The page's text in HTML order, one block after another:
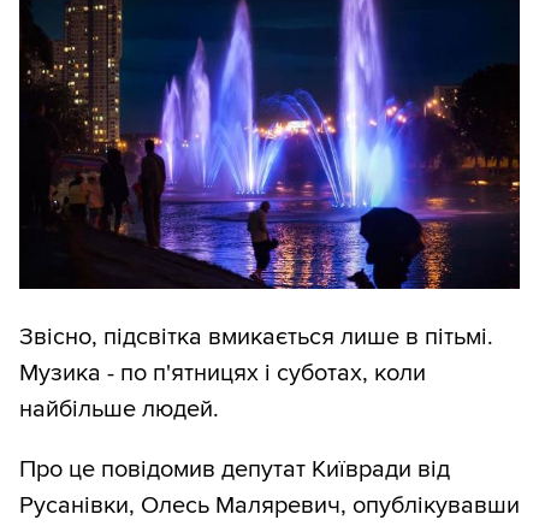
Звісно, підсвітка вмикається лише в пітьмі.
Музика - по п'ятницях і суботах, коли
найбільше людей.
Про це повідомив депутат Київради від
Русанівки, Олесь Маляревич, опублікувавши